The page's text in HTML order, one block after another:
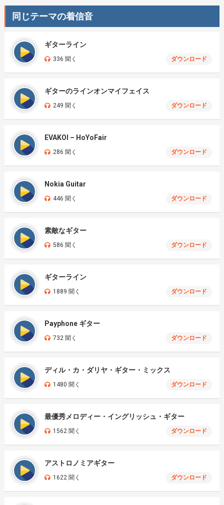
同じテーマの着信音
ギターライン
336 聞く ダウンロード
ギターのラインオンマイフェイス
249 聞く ダウンロード
EVAKOI – HoYoFair
286 聞く ダウンロード
Nokia Guitar
446 聞く ダウンロード
素敵なギター
586 聞く ダウンロード
ギターライン
1889 聞く ダウンロード
Payphone ギター
732 聞く ダウンロード
ディル・カ・ダリヤ・ギター・ミックス
1480 聞く ダウンロード
最優秀メロディー・イングリッシュ・ギター
1562 聞く ダウンロード
アストロノミアギター
1622 聞く ダウンロード